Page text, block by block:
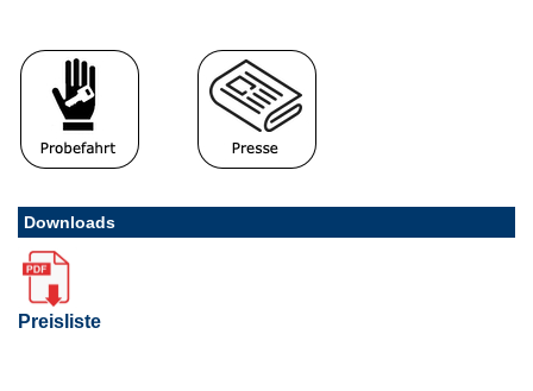
Downloads
Preisliste